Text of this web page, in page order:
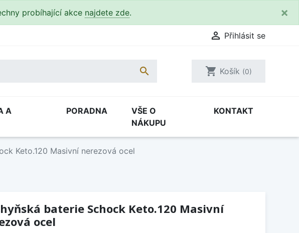
probíhající akce najdete zde. ×
 Přihlásit se
 shopping_cart Košík (0)
A
PORADNA
VŠE O
NÁKUPU
KONTAKT
Keto.120 Masivní nerezová ocel
baterie Schock Keto.120 Masivní
ocel